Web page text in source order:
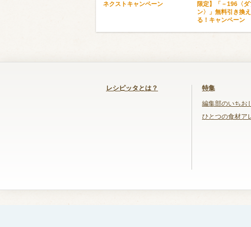
ネクストキャンペーン
限定】「－196〈
ン〉」無料引き換
る！キャンペーン
レシピッタとは？ 特集
編集部のいちお
ひとつの食材ア